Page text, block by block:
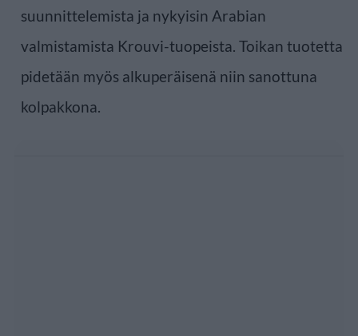
suunnittelemista ja nykyisin Arabian
valmistamista Krouvi-tuopeista. Toikan tuotetta
pidetään myös alkuperäisenä niin sanottuna
kolpakkona.